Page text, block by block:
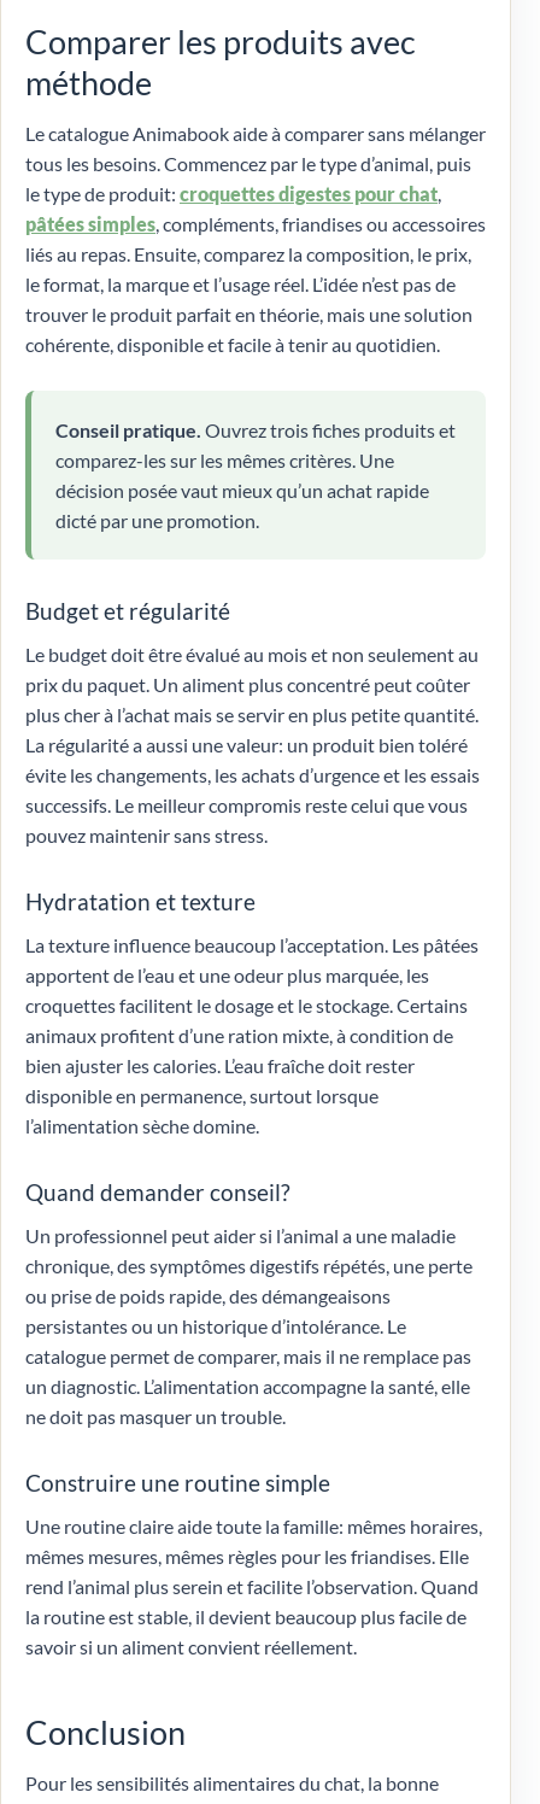
Comparer les produits avec
méthode
Le catalogue Animabook aide à comparer sans mélanger
tous les besoins. Commencez par le type d’animal, puis
le type de produit: croquettes digestes pour chat
pâtées simples , compléments, friandises ou accessoires
liés au repas. Ensuite, comparez la composition, le prix,
le format, la marque et l’usage réel. L’idée n’est pas de
trouver le produit parfait en théorie, mais une solution
cohérente, disponible et facile à tenir au quotidien.
Conseil pratique. Ouvrez trois fiches produits et
comparez-les sur les mêmes critères. Une
décision posée vaut mieux qu’un achat rapide
dicté par une promotion.
Budget et régularité
Le budget doit être évalué au mois et non seulement au
prix du paquet. Un aliment plus concentré peut coûter
plus cher à l’achat mais se servir en plus petite quantité.
La régularité a aussi une valeur: un produit bien toléré
évite les changements, les achats d’urgence et les essais
successifs. Le meilleur compromis reste celui que vous
pouvez maintenir sans stress.
Hydratation et texture
La texture influence beaucoup l’acceptation. Les pâtées
apportent de l’eau et une odeur plus marquée, les
croquettes facilitent le dosage et le stockage. Certains
animaux profitent d’une ration mixte, à condition de
bien ajuster les calories. L’eau fraîche doit rester
disponible en permanence, surtout lorsque
l’alimentation sèche domine.
Quand demander conseil?
Un professionnel peut aider si l’animal a une maladie
chronique, des symptômes digestifs répétés, une perte
ou prise de poids rapide, des démangeaisons
persistantes ou un historique d’intolérance. Le
catalogue permet de comparer, mais il ne remplace pas
un diagnostic. L’alimentation accompagne la santé, elle
ne doit pas masquer un trouble.
Construire une routine simple
Une routine claire aide toute la famille: mêmes horaires,
mêmes mesures, mêmes règles pour les friandises. Elle
rend l’animal plus serein et facilite l’observation. Quand
la routine est stable, il devient beaucoup plus facile de
savoir si un aliment convient réellement.
Conclusion
Pour les sensibilités alimentaires du chat, la bonne